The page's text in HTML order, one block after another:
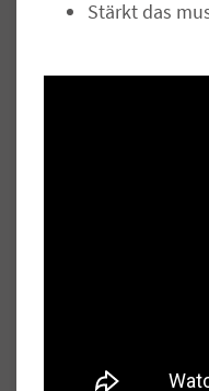
Stärkt das